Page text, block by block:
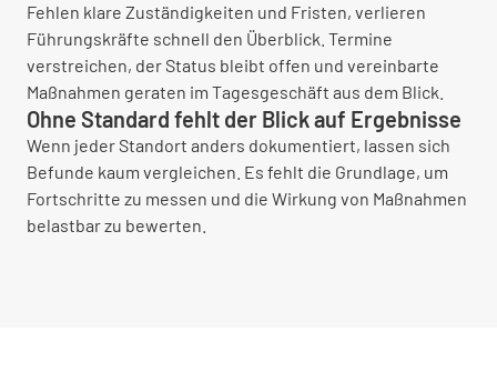
Fehlen klare Zuständigkeiten und Fristen, verlieren
Führungskräfte schnell den Überblick. Termine
verstreichen, der Status bleibt offen und vereinbarte
Maßnahmen geraten im Tagesgeschäft aus dem Blick.
Ohne Standard fehlt der Blick auf Ergebnisse
Wenn jeder Standort anders dokumentiert, lassen sich
Befunde kaum vergleichen. Es fehlt die Grundlage, um
Fortschritte zu messen und die Wirkung von Maßnahmen
belastbar zu bewerten.